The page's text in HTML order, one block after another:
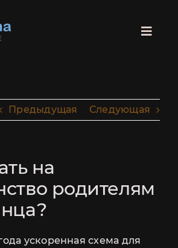
ПАРАГВАЙ
РОДЫ
Предыдущая Следующая
на
родителям
ускоренная схема для